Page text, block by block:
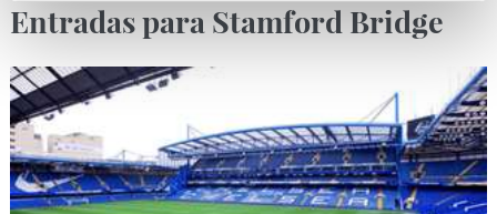
Entradas para Stamford Bridge